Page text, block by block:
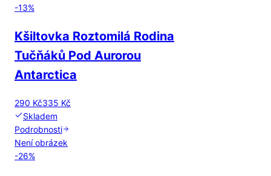
-13%
Kšiltovka Roztomilá Rodina
Tučňáků Pod Aurorou
Antarctica
290 Kč335 Kč
Skladem
Podrobnosti
Není obrázek
-26%